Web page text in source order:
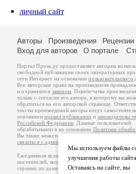
личный сайт
Мы используем файлы
улучшения работы
Оставаясь на сайте, вы
Авторы Произведения Рецензии
Вход для авторов
О портале
Портал Проза.ру предоставляет авторам
свободной публикации своих литературных
сети Интернет на основаниипользовательского
Все авторские права на произведения
и охраняются законом . Перепечатка
только с согласия его автора, к которому вы
обратиться на его авторской странице.
тексты произведений авторы несут
основанииправил публикации и
Российской Федерации . Данные пользователей
обрабатываются на основании Политики
Вы также можете посмотреть более подробную
связаться с администрацией
Ежедневная аудитория портала Проза.ру –
посетителей, которые в общей сумме
страниц по данным счетчика посещаемости,